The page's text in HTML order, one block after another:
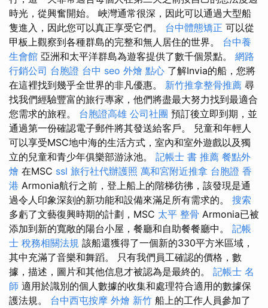
時光，從興奮開始。 峽灣通常很深，因此可以通過大型船
隻進入，因此您可以真正享受它們。 台中體態矯正 可以從
甲板上觀察到各種群島的完整和無人居住的世界。 台中養
生會館 亞洲和太平洋群島為遊客提供了數千個景點。 網路
行銷公司 台胞證 台中 seo 外燴 點心 了解Invia的船，您將
在這裡找到幾乎全世界的非凡優惠。 新竹推拿整骨推薦 尋
找我們經驗豐富的旅行專家，他們將盡最大努力找到最適合
您需求的旅程。 台胞證高雄 公司社團 預訂後立即到期，並
通過第一份確認電子郵件將其發送給客戶。 兒童和年輕人
可以享受MSC地中海的生活方式，室內和室外遊戲以及獨
立的兒童和青少年俱樂部游泳池。 記帳士 書 推薦 餐點外
燴 在MSC ssl 旅行社代辦護照 萬和宮附近推拿 台胞證 香
港 Armonia航行之前，登上船上的階梯彷彿，該發現是通
過令人印象深刻的新功能和設備來滿足所有需求的。 搜索
多虧了文藝復興時期的計劃，MSC 太平 整骨 Armonia已被
添加到新的寬敞的陽台小屋，餐廳和自助餐餐廳中。 記帳
士 稅務相關法規 該船還獲得了一個新的330平方米區域，
其中充滿了音樂和舞蹈。 只有我們員工確認的價格，數
據，描述，圖片和其他信息才被認為是最終的。 記帳士 名
師 適用於識別的個人數據的收集和處理符合適用的數據保
護法規。 台中西屯按摩 外燴 新竹 船上的工作人員參加了